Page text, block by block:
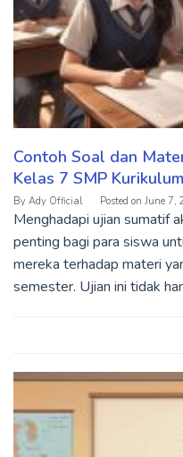
Contoh Soal dan
Kelas 7 SMP
By Ady Official Posted on June 7,
Menghadapi ujian sumatif
penting bagi para siswa
mereka terhadap materi
semester. Ujian ini tidak